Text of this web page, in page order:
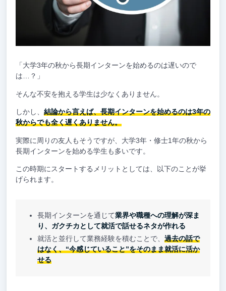
「大学3年の秋から長期インターンを始めるのは遅いので
は…？」
そんな不安を抱える学生は少なくありません。
しかし、 結論から言えば、長期インターンを始めるのは3年の
秋からでも全く遅くありません。
実際に周りの友人もそうですが、大学3年・修士1年の秋から
長期インターンを始める学生も多いです。
この時期にスタートするメリットとしては、以下のことが挙
げられます。
長期インターンを通じて業界や職種への理解が深ま
り、ガクチカとして就活で話せるネタが作れる
就活と並行して業務経験を積むことで、 過去の話で
はなく、“今感じていること”をそのまま就活に活か
せる